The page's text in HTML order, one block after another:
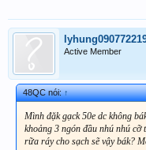
Active Member
48QC nói:↑
Mình đặk gạck 50e dc không
khoảng 3 ngón đầu nhú nhú
rữa ráy cho sạch sẽ vậy bák?